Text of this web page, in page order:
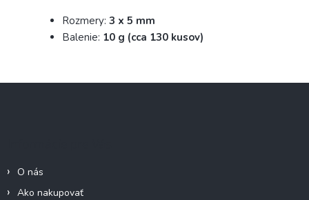
Rozmery: 3 x 5 mm
Balenie: 10 g (cca 130 kusov)
O nás
Ako nakupovať